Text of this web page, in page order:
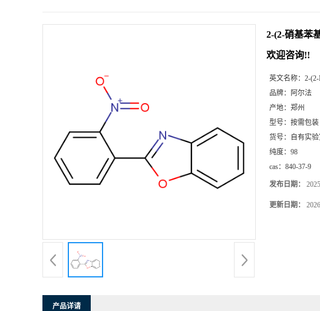
2-(2-硝基苯
欢迎咨询!!
英文名称： 2-(2-
品牌： 阿尔法
产地： 郑州
型号： 按需包装
货号：
自有实验
纯度： 98
cas： 840-37-9
发布日期：
更新日期：
产品详请